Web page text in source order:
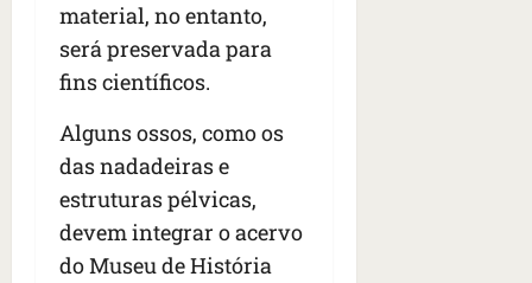
material, no entanto,
será preservada para
fins científicos.
Alguns ossos, como os
das nadadeiras e
estruturas pélvicas,
devem integrar o acervo
do Museu de História